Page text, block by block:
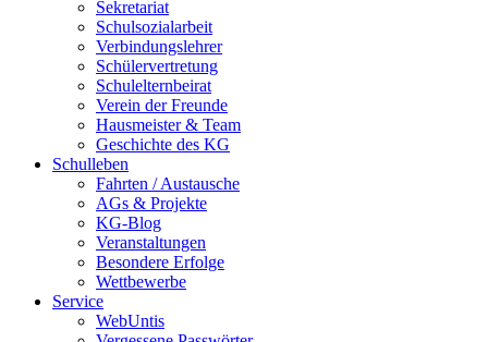
Sekretariat
Schulsozialarbeit
Verbindungslehrer
Schülervertretung
Schulelternbeirat
Verein der Freunde
Hausmeister & Team
Geschichte des KG
Schulleben
Fahrten / Austausche
AGs & Projekte
KG-Blog
Veranstaltungen
Besondere Erfolge
Wettbewerbe
Service
WebUntis